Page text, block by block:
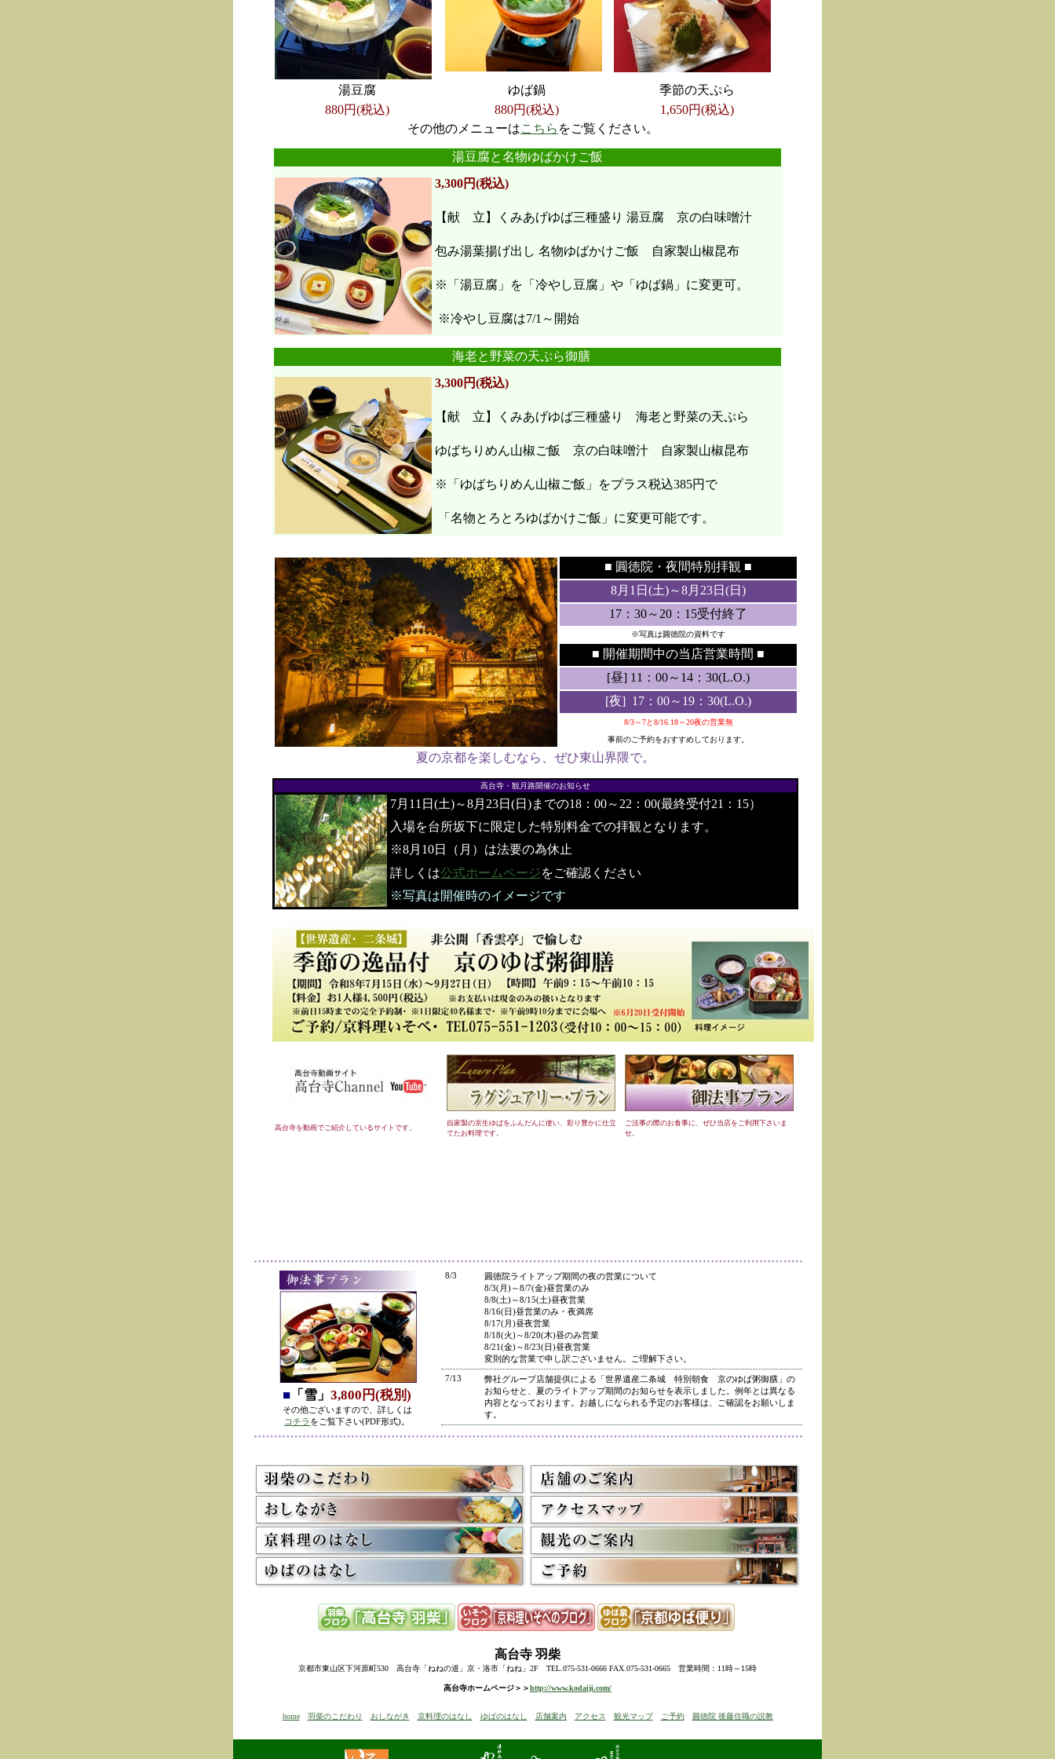
湯豆腐 ゆば鍋
季節の天ぷら
880円(税込)
880円(税込) 1,650円(税込)
その他のメニューはこちら をご覧ください。
湯豆腐と名物ゆばかけご飯
3,300円(税込)
【献 立】くみあげゆば三種盛り 湯豆腐 京の白味噌汁
包み湯葉揚げ出し 名物ゆばかけご飯 自家製山椒昆布
※「湯豆腐」を「冷やし豆腐」や「ゆば鍋」に変更可。
※冷やし豆腐は7/1～開始
海老と野菜の天ぷら御膳
3,300円(税込)
【献 立】くみあげゆば三種盛り 海老と野菜の天ぷら
ゆばちりめん山椒ご飯 京の白味噌汁 自家製山椒昆布
※「ゆばちりめん山椒ご飯」をプラス税込385円で
「名物とろとろゆばかけご飯」に変更可能です。
■ 圓徳院・ 夜間特別拝観 ■
8月1日(土)～8月23日(日)
17：30～20：15受付終了
※写真は圓徳院の資料です
■ 開催期間中の当店営業時間 ■
[昼] 11：00～14：30(L.O.)
[夜] 17：00～19：30(L.O.)
8/3～7と8/16.18～20夜の営業無
事前のご予約をおすすめしております。
夏の京都を楽しむなら、ぜひ東山界隈で。
高台寺・観月路開催のお知らせ
7月11日(土)～8月23日(日)までの18：00～22：00(最終受付21：15）
入場を台所坂下に限定した特別料金での拝観となります。
※8月10日（月）は法要の為休止
詳しくは公式ホームページをご確認ください
※写真は開催時のイメージです
高台寺を動画でご紹介しているサイトです。
自家製の京生ゆばをふんだんに使い、彩り豊かに仕立
てたお料理です。
ご法事の際のお食事に、ぜひ当店をご利用下さいま
せ。
■ 「雪」 3,800円(税別)
その他ございますので、詳しくは
コチラ をご覧下さい(PDF形式)。
8/3
圓徳院ライトアップ期間の夜の営業について
8/3(月)～8/7(金)昼営業のみ
8/8(土)～8/15(土)昼夜営業
8/16(日)昼営業のみ・夜満席
8/17(月)昼夜営業
8/18(火)～8/20(木)昼のみ営業
8/21(金)～8/23(日)昼夜営業
変則的な営業で申し訳ございません。ご理解下さい。
7/13
弊社グループ店舗提供による「世界遺産二条城 特別朝食 京のゆば粥御膳」の
お知らせと、夏のライトアップ期間のお知らせを表示しました。例年とは異なる
内容となっております。お越しになられる予定のお客様は、ご確認をお願いしま
す。
5/8
高台寺・圓徳院 春のライトアップ終了に伴い、表示を削除しました。
3/2
京料理いそべ担当・世界遺産二条城での特別昼食、高台寺冬の夜の茶会「夜咄」
終了に伴い削除させていただきました。多くのお客様にご利用いただきありがと
うございました。
高台寺・圓徳院・春の夜間ライトアップのお知らせを表示しました。
お越しの際のお食事に、ぜひ当店をご利用下さい。
12/15
高台寺・秋の夜間特別拝観終了に伴い、表示を削除させていただきました。
たくさんのお客様にお越しいただき、ありがとうございました。
来年1月からの催しを2件表示させていただきました。
ぜひご予約下さい。
12/13(土)は寺院行事の為、休業とさせていただきます。
10/20
高台寺・圓徳院・秋の夜間特別拝観のお知らせを表示しました。
前日までにご予約ください。
当日はお並びいただいた順に席へご案内いたします。
8/18 高台寺・秋の夜の観月茶会と秋の夜間特別拝観のお知らせを表示しました
らせを追加しました。
5/26 昨今の原材料費・燃料費・人件費等の高騰によりやむを得ず、価格改定をさせて
いただきます
高台寺 羽柴
京都市東山区下河原町530 高台寺「ねねの道」京・洛市「ねね」2F TEL.075-531-0666 FAX.075-531-0665 営業時間：11時～15時
高台寺ホームページ＞＞http://www.kodaiji.com/
home 羽柴のこだわり おしながき 京料理のはなし ゆばのはなし 店舗案内 アクセス 観光マップ ご予約 圓徳院 後藤住職の説教